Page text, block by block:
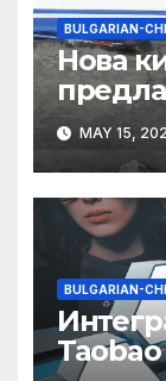
BULGARIAN-
Нова
MAY 15,
BULGARIAN-